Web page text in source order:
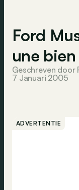
Ford
une
Geschreven door
7 Januari 2005
ADVERTENTIE